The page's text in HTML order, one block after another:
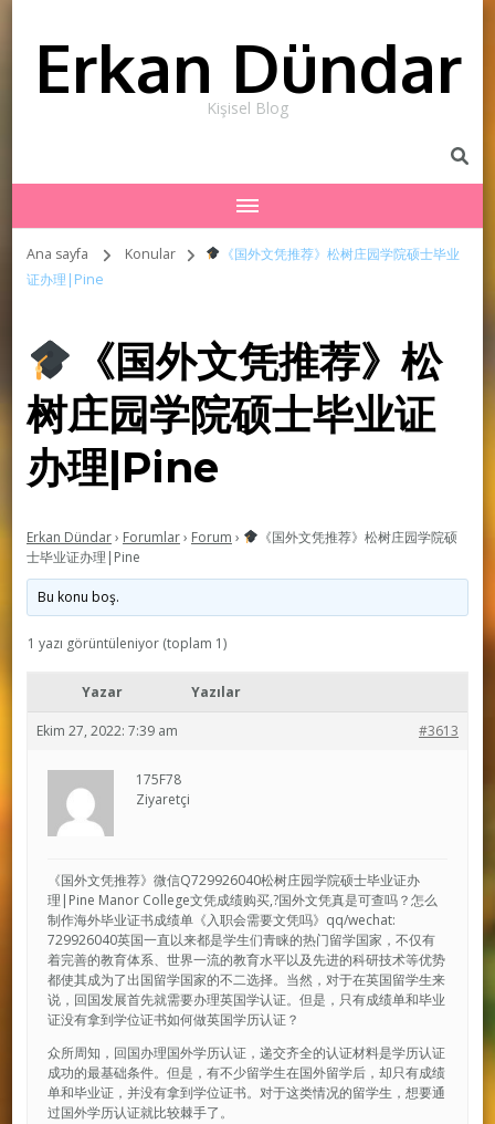
Erkan Dündar
Kişisel Blog
Ana sayfa Konular
《国外文凭推荐》松树庄园学院硕士毕业
证办理|Pine
《国外文凭推荐》松
树庄园学院硕士毕业证
办理|Pine
Erkan Dündar› Forumlar› Forum ›
《国外文凭推荐》松树庄园学院硕
士毕业证办理|Pine
Bu konu boş.
1 yazı görüntüleniyor (toplam 1)
Yazar Yazılar
Ekim 27, 2022: 7:39 am #3613
175F78
Ziyaretçi
《国外文凭推荐》微信Q729926040松树庄园学院硕士毕业证办
理|Pine Manor College文凭成绩购买,?国外文凭真是可查吗？怎么
制作海外毕业证书成绩单《入职会需要文凭吗》qq/wechat:
729926040英国一直以来都是学生们青睐的热门留学国家，不仅有
着完善的教育体系、世界一流的教育水平以及先进的科研技术等优势
都使其成为了出国留学国家的不二选择。当然，对于在英国留学生来
说，回国发展首先就需要办理英国学认证。但是，只有成绩单和毕业
证没有拿到学位证书如何做英国学历认证？
众所周知，回国办理国外学历认证，递交齐全的认证材料是学历认证
成功的最基础条件。但是，有不少留学生在国外留学后，却只有成绩
单和毕业证，并没有拿到学位证书。对于这类情况的留学生，想要通
过国外学历认证就比较棘手了。